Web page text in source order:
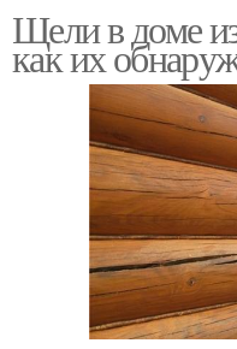
Щели в доме
как их